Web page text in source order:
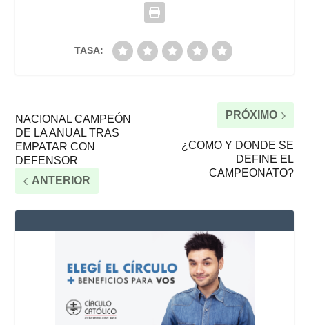
TASA:
NACIONAL CAMPEÓN
DE LA ANUAL TRAS
EMPATAR CON
DEFENSOR
ANTERIOR
PRÓXIMO
¿COMO Y DONDE SE
DEFINE EL
CAMPEONATO?